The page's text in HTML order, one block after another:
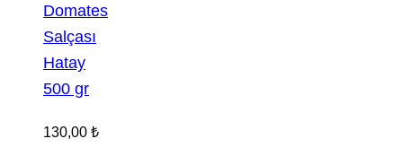
Domates
Salçası
Hatay
500 gr
130,00 ₺